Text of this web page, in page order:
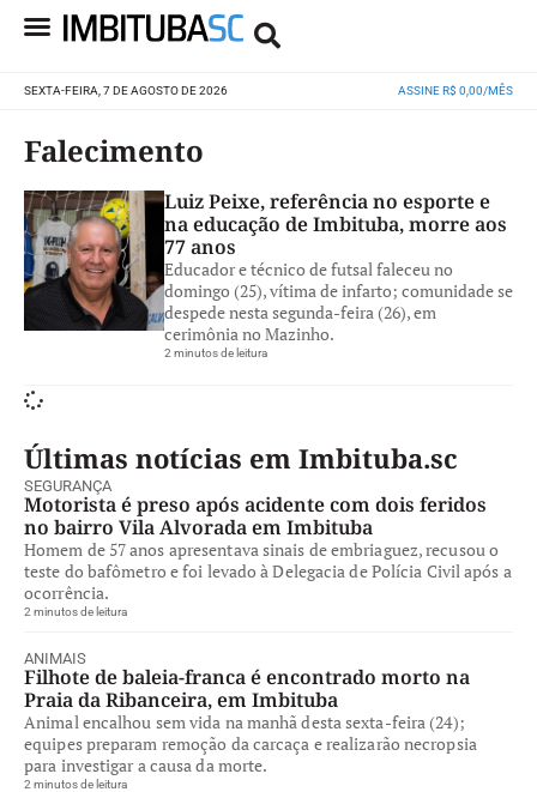
SEXTA-FEIRA, 7 DE AGOSTO DE 2026 ASSINE R$ 0,00/MÊS
Falecimento
Luiz Peixe, referência no esporte e
na educação de Imbituba, morre aos
77 anos
Educador e técnico de futsal faleceu no
domingo (25), vítima de infarto; comunidade se
despede nesta segunda-feira (26), em
cerimônia no Mazinho.
2 minutos de leitura
Últimas notícias em Imbituba.sc
SEGURANÇA
Motorista é preso após acidente com dois feridos
no bairro Vila Alvorada em Imbituba
Homem de 57 anos apresentava sinais de embriaguez, recusou o
teste do bafômetro e foi levado à Delegacia de Polícia Civil após a
ocorrência.
2 minutos de leitura
ANIMAIS
Filhote de baleia-franca é encontrado morto na
Praia da Ribanceira, em Imbituba
Animal encalhou sem vida na manhã desta sexta-feira (24);
equipes preparam remoção da carcaça e realizarão necropsia
para investigar a causa da morte.
2 minutos de leitura